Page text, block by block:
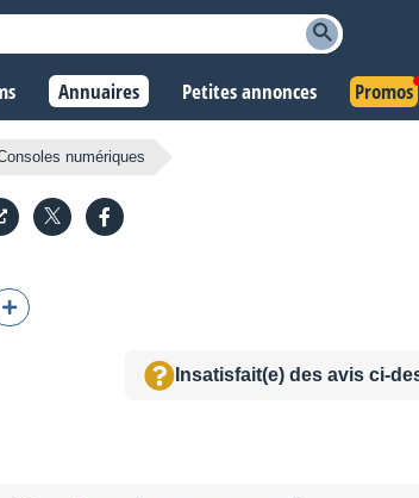
Annuaires Petites annonces Promos
numériques
Insatisfait(e) des avis ci-